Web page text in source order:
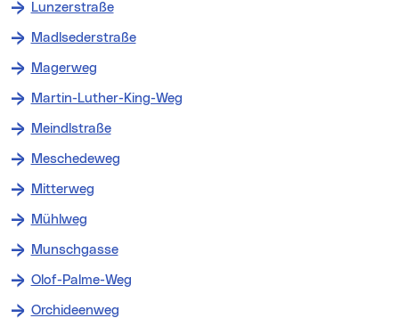
Lunzerstraße
Madlsederstraße
Magerweg
Martin-Luther-King-Weg
Meindlstraße
Meschedeweg
Mitterweg
Mühlweg
Munschgasse
Olof-Palme-Weg
Orchideenweg